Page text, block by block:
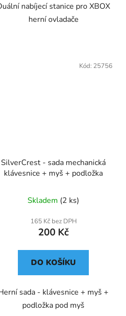
nabíjecí stanice pro XBOX
herní ovladače
SilverCrest - sada mechanická
klávesnice + myš + podložka
Skladem (2 ks)
165 Kč bez DPH
200 Kč
DO KOŠÍKU
sada - klávesnice + myš +
podložka pod myš
Kód: 25756